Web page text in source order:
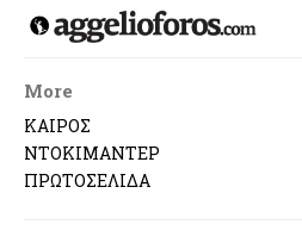
More
ΚΑΙΡΟΣ
ΝΤΟΚΙΜΑΝΤΕΡ
ΠΡΩΤΟΣΕΛΙΔΑ